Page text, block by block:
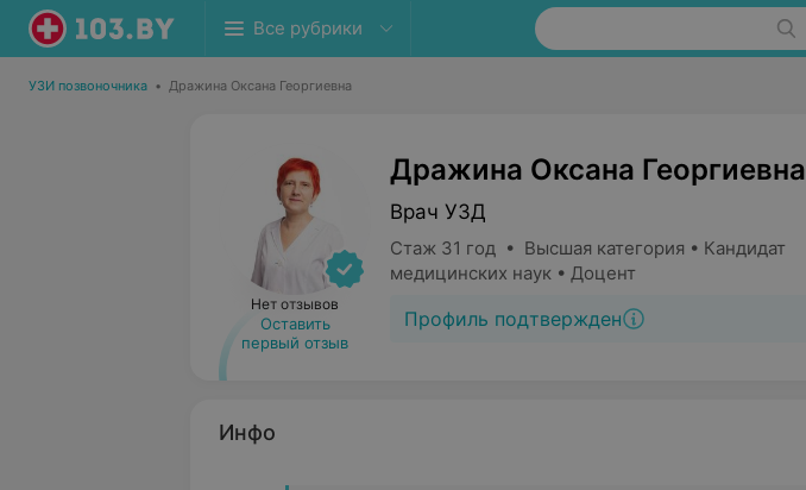
Все рубрики
УЗИ позвоночника • Дражина Оксана Георгиевна
Нет отзывов
Оставить
первый отзыв
Дражина Оксана Георгиевна
Врач УЗД
Стаж 31 год • Высшая категория • Кандидат
медицинских наук • Доцент
Профиль подтвержден
Инфо